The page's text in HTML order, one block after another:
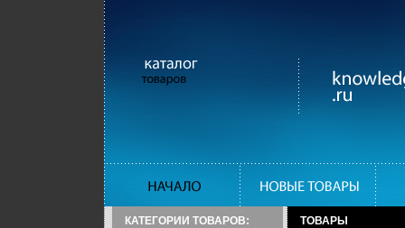
КАТЕГОРИИ ТОВАРОВ: ТОВАРЫ